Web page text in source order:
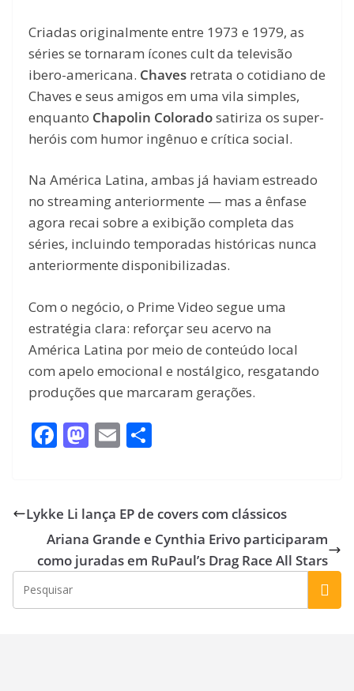
Criadas originalmente entre 1973 e 1979, as
séries se tornaram ícones cult da televisão
ibero-americana. Chaves retrata o cotidiano de
Chaves e seus amigos em uma vila simples,
enquanto Chapolin Coloradosatiriza os super-
heróis com humor ingênuo e crítica social.
Na América Latina, ambas já haviam estreado
no streaming anteriormente — mas a ênfase
agora recai sobre a exibição completa das
séries, incluindo temporadas históricas nunca
anteriormente disponibilizadas.
Com o negócio, o Prime Video segue uma
estratégia clara: reforçar seu acervo na
América Latina por meio de conteúdo local
com apelo emocional e nostálgico, resgatando
produções que marcaram gerações.
F
b
o
o
k
M
d
o
n
E
l e
Lykke Li lança EP de covers com clássicos
Ariana Grande e Cynthia Erivo participaram
como juradas em RuPaul’s Drag Race All Stars